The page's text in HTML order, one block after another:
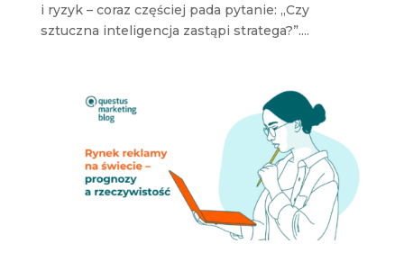
i ryzyk – coraz częściej pada pytanie: „Czy
sztuczna inteligencja zastąpi stratega?”....